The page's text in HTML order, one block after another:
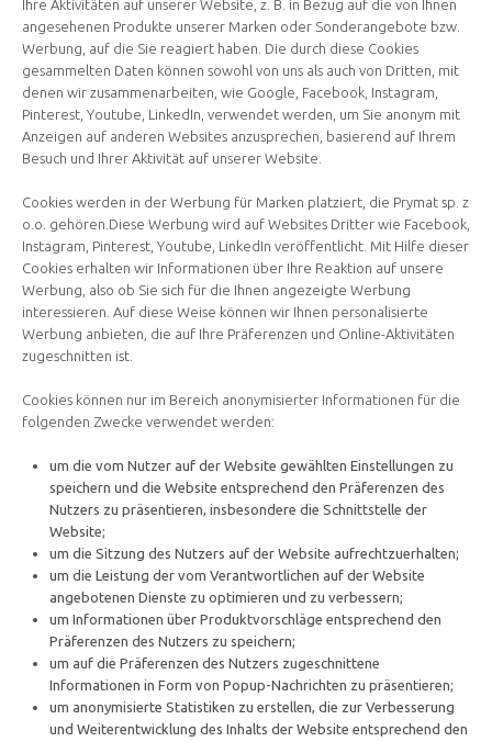
Ihre Aktivitäten auf unserer Website, z. B. in Bezug auf die von Ihnen
angesehenen Produkte unserer Marken oder Sonderangebote bzw.
Werbung, auf die Sie reagiert haben. Die durch diese Cookies
gesammelten Daten können sowohl von uns als auch von Dritten, mit
denen wir zusammenarbeiten, wie Google, Facebook, Instagram,
Pinterest, Youtube, LinkedIn, verwendet werden, um Sie anonym mit
Anzeigen auf anderen Websites anzusprechen, basierend auf Ihrem
Besuch und Ihrer Aktivität auf unserer Website.
Cookies werden in der Werbung für Marken platziert, die Prymat sp. z
o.o. gehören.Diese Werbung wird auf Websites Dritter wie Facebook,
Instagram, Pinterest, Youtube, LinkedIn veröffentlicht. Mit Hilfe dieser
Cookies erhalten wir Informationen über Ihre Reaktion auf unsere
Werbung, also ob Sie sich für die Ihnen angezeigte Werbung
interessieren. Auf diese Weise können wir Ihnen personalisierte
Werbung anbieten, die auf Ihre Präferenzen und Online-Aktivitäten
zugeschnitten ist.
Cookies können nur im Bereich anonymisierter Informationen für die
folgenden Zwecke verwendet werden:
um die vom Nutzer auf der Website gewählten Einstellungen zu
speichern und die Website entsprechend den Präferenzen des
Nutzers zu präsentieren, insbesondere die Schnittstelle der
Website;
um die Sitzung des Nutzers auf der Website aufrechtzuerhalten;
um die Leistung der vom Verantwortlichen auf der Website
angebotenen Dienste zu optimieren und zu verbessern;
um Informationen über Produktvorschläge entsprechend den
Präferenzen des Nutzers zu speichern;
um auf die Präferenzen des Nutzers zugeschnittene
Informationen in Form von Popup-Nachrichten zu präsentieren;
um anonymisierte Statistiken zu erstellen, die zur Verbesserung
und Weiterentwicklung des Inhalts der Website entsprechend den